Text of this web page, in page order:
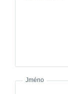
Jméno